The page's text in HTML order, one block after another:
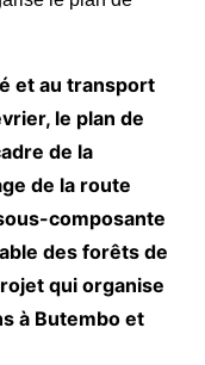
et au transport
le plan de
de la
de la route
composante
des forêts de
qui organise
à Butembo et